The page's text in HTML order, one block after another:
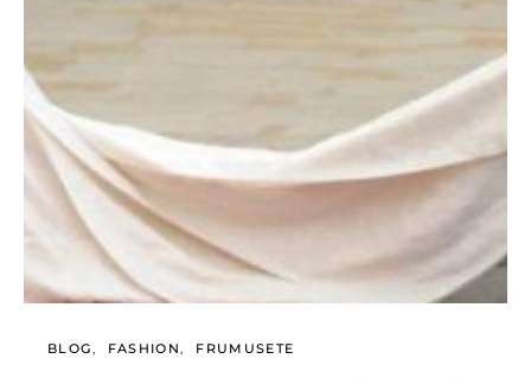
BLOG FASHION FRUMUSETE